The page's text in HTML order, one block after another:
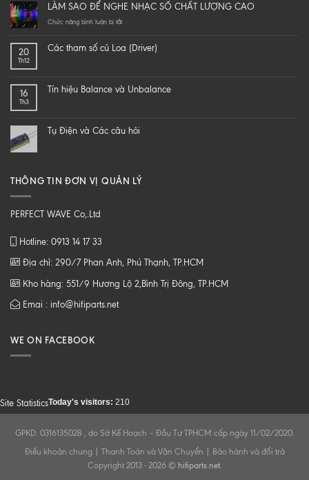
yourself
a
speaker
loa
Z
LÀM SAO ĐỂ NGHE NHẠC SỐ CHẤT LƯỢNG CAO
Chức năng bình luận bị tắtở
ĐỂ
CHẤT
20
Th12
Các tham số củ Loa (Driver)
16
Th3
Tín hiệu Balance và Unbalance
Tụ Điện và Các câu hỏi
THÔNG TIN ĐƠN VỊ QUẢN LÝ
PERFECT WAVE Co,.Ltd
Hotline: 0913 14 17 33
Địa chỉ: 290/7 Phan Anh, Phú Thạnh, TP.HCM
Kho hàng: 551/9 Hương Lộ 2,Bình Trị Đông, TP.HCM
Emai : info@hifiparts.net
WE ON FACEBOOK
Site StatisticsToday's visitors: 210
GPKD: 0316135028 , do Sở Kế Hoạch – Đầu Tư TPHCM cấp ngày 11/02/2020.
Điều khoản chung| Thanh Toán và Vận Chuyển
Bảo hành và đổi trả
Copyright 2013 - 2026 © hifiparts.net.